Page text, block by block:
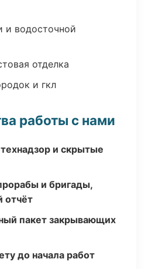
и водосточной
отделка
и гкл
работы с нами
и скрытые
и бригады,
отчёт
пакет закрывающих
до начала работ